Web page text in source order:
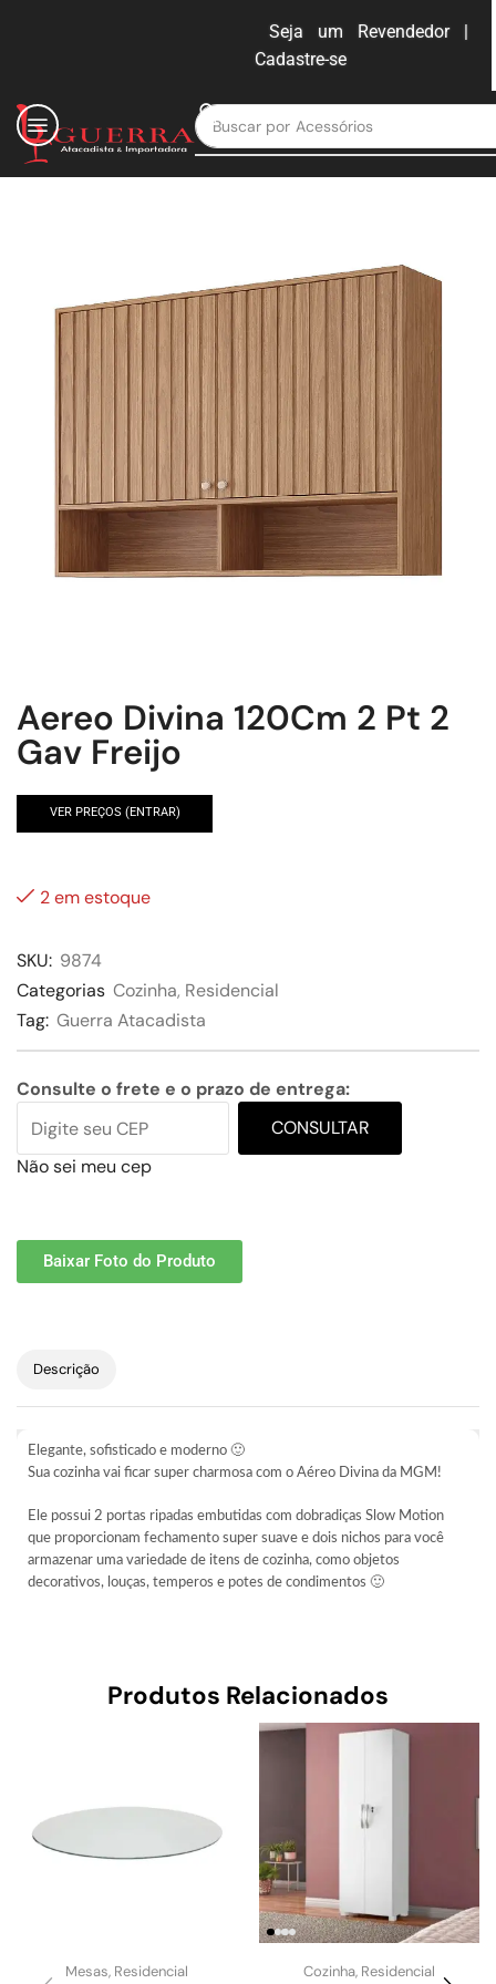
Seja um Revendedor |
Cadastre-se
Buscar por Moveis para escritório
Aereo Divina 120Cm 2 Pt 2
Gav Freijo
VER PREÇOS (ENTRAR)
2 em estoque
SKU: 9874
Categorias Cozinha, Residencial
Tag: Guerra Atacadista
Consulte o frete e o prazo de entrega:
CONSULTAR
Não sei meu cep
Baixar Foto do Produto
Descrição
Elegante, sofisticado e moderno 🙂
Sua cozinha vai ficar super charmosa com o Aéreo Divina da MGM!
Ele possui 2 portas ripadas embutidas com dobradiças Slow Motion
que proporcionam fechamento super suave e dois nichos para você
armazenar uma variedade de itens de cozinha, como objetos
decorativos, louças, temperos e potes de condimentos 🙂
Perfeito para sua cozinha né né?
Cor:
– Design Exclusivo
Produtos Relacionados
Mesas, Residencial Cozinha, Residencial